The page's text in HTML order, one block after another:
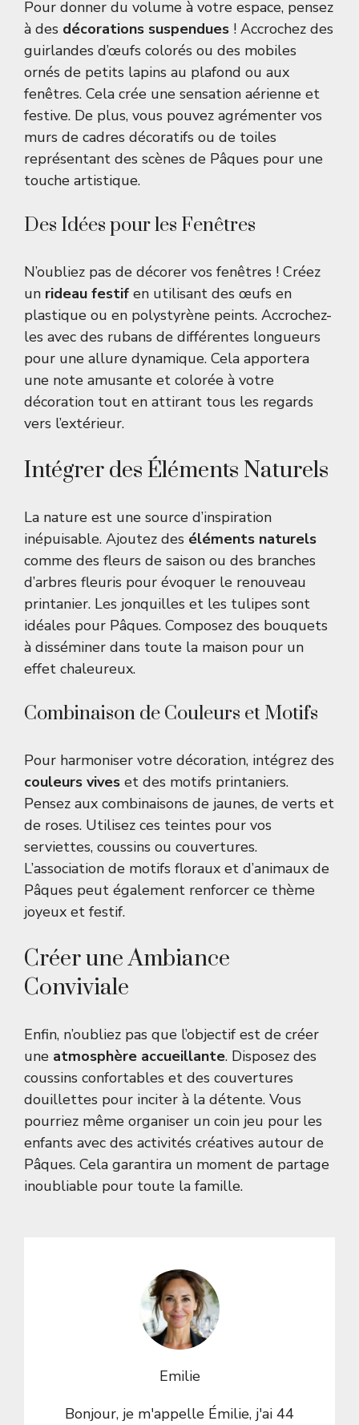
Pour donner du volume à votre espace, pensez
à des décorations suspendues ! Accrochez des
guirlandes d’œufs colorés ou des mobiles
ornés de petits lapins au plafond ou aux
fenêtres. Cela crée une sensation aérienne et
festive. De plus, vous pouvez agrémenter vos
murs de cadres décoratifs ou de toiles
représentant des scènes de Pâques pour une
touche artistique.
Des Idées pour les Fenêtres
N’oubliez pas de décorer vos fenêtres ! Créez
un rideau festif en utilisant des œufs en
plastique ou en polystyrène peints. Accrochez-
les avec des rubans de différentes longueurs
pour une allure dynamique. Cela apportera
une note amusante et colorée à votre
décoration tout en attirant tous les regards
vers l’extérieur.
Intégrer des Éléments Naturels
La nature est une source d’inspiration
inépuisable. Ajoutez des éléments naturels
comme des fleurs de saison ou des branches
d’arbres fleuris pour évoquer le renouveau
printanier. Les jonquilles et les tulipes sont
idéales pour Pâques. Composez des bouquets
à disséminer dans toute la maison pour un
effet chaleureux.
Combinaison de Couleurs et Motifs
Pour harmoniser votre décoration, intégrez des
couleurs vives et des motifs printaniers.
Pensez aux combinaisons de jaunes, de verts et
de roses. Utilisez ces teintes pour vos
serviettes, coussins ou couvertures.
L’association de motifs floraux et d’animaux de
Pâques peut également renforcer ce thème
joyeux et festif.
Créer une Ambiance
Conviviale
Enfin, n’oubliez pas que l’objectif est de créer
une atmosphère accueillante. Disposez des
coussins confortables et des couvertures
douillettes pour inciter à la détente. Vous
pourriez même organiser un coin jeu pour les
enfants avec des activités créatives autour de
Pâques. Cela garantira un moment de partage
inoubliable pour toute la famille.
Emilie
Bonjour, je m'appelle Émilie, j'ai 44